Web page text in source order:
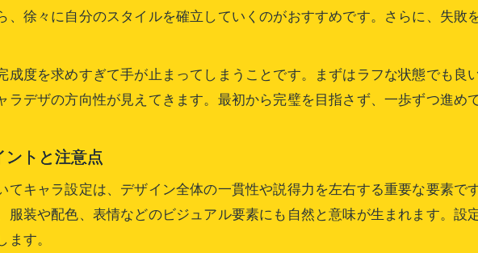
、徐々に自分のスタイルを確立していくのがおすすめです。さらに、失敗
成度を求めすぎて手が止まってしまうことです。まずはラフな状態でも良
ラデザの方向性が見えてきます。最初から完璧を目指さず、一歩ずつ進め
ントと注意点
てキャラ設定は、デザイン全体の一貫性や説得力を左右する重要な要素で
服装や配色、表情などのビジュアル要素にも自然と意味が生まれます。設
ます。